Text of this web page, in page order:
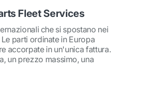
Fleet Services
che si spostano nei
parti ordinate in Europa
accorpate in un'unica fattura.
un prezzo massimo, una